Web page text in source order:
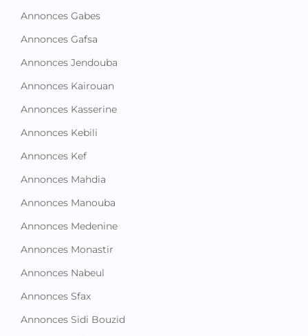
Annonces Gabes
Annonces Gafsa
Annonces Jendouba
Annonces Kairouan
Annonces Kasserine
Annonces Kebili
Annonces Kef
Annonces Mahdia
Annonces Manouba
Annonces Medenine
Annonces Monastir
Annonces Nabeul
Annonces Sfax
Annonces Sidi Bouzid